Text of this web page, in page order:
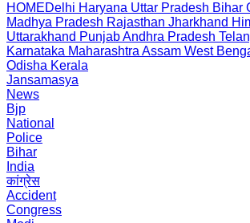
HOMEDelhi Haryana Uttar Pradesh Bihar
Madhya Pradesh Rajasthan Jharkhand
Uttarakhand PunjabAndhra Pradesh
Karnataka Maharashtra Assam West
Odisha Kerala
Jansamasya
News
Bjp
National
Police
Bihar
India
कांग्रेस
Accident
Congress